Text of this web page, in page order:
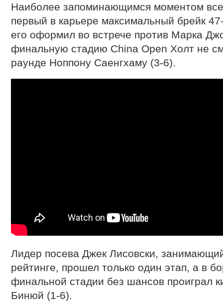
Наиболее запоминающимся моментом
первый в карьере максимальный брейк
его оформил во встрече против Марка
финальную стадию China Open Холт не
раунде Ноппону Саенгхаму (3-6).
Лидер посева Джек Лисовски,
рейтинге, прошел только один этап, а в
финальной стадии без шансов проиграл
Бинюй (1-6).